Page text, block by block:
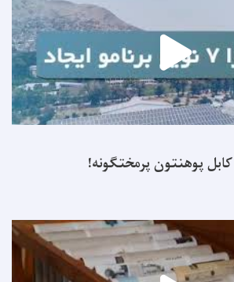
پوهنتون پرمختګونه!